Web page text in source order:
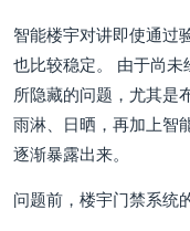
智能楼宇对讲即使通过
也比较稳定。 由于尚
所隐藏的问题，尤其是
雨淋、日晒，再加上智
逐渐暴露出来。
问题前，楼宇门禁系统